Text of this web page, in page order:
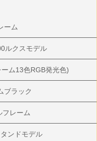
ーム
ルクスモデル
ム13色RGB発光色)
ブラック
フレーム
ンドモデル